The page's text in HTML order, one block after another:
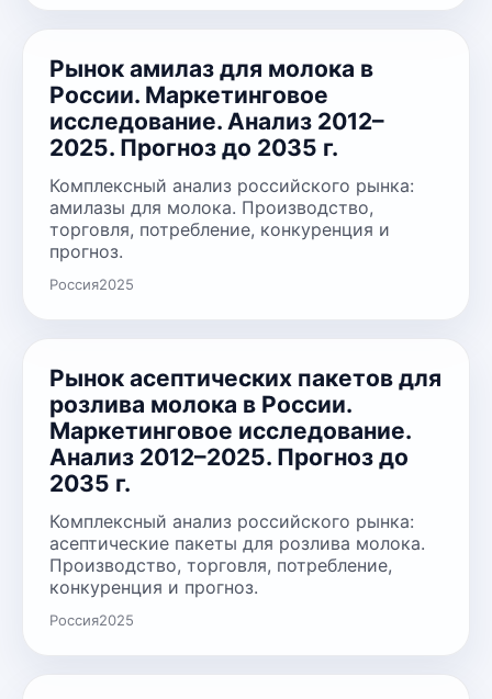
Рынок амилаз для молока в
России. Маркетинговое
исследование. Анализ 2012–
2025. Прогноз до 2035 г.
Комплексный анализ российского рынка:
амилазы для молока. Производство,
торговля, потребление, конкуренция и
прогноз.
Россия2025
Рынок асептических пакетов для
розлива молока в России.
Маркетинговое исследование.
Анализ 2012–2025. Прогноз до
2035 г.
Комплексный анализ российского рынка:
асептические пакеты для розлива молока.
Производство, торговля, потребление,
конкуренция и прогноз.
Россия2025